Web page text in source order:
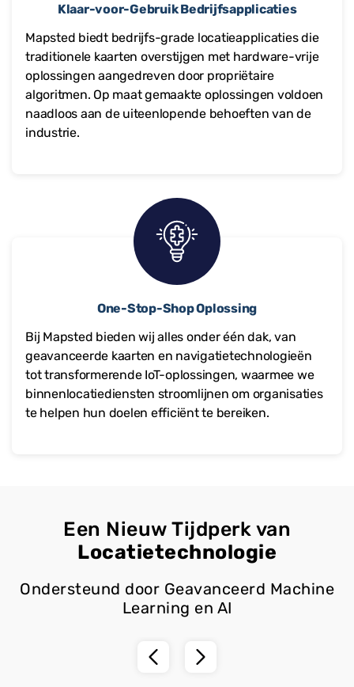
Klaar-voor-Gebruik Bedrijfsapplicaties
Mapsted biedt bedrijfs-grade locatieapplicaties die
traditionele kaarten overstijgen met hardware-vrije
oplossingen aangedreven door propriëtaire
algoritmen. Op maat gemaakte oplossingen voldoen
naadloos aan de uiteenlopende behoeften van de
industrie.
One-Stop-Shop Oplossing
Bij Mapsted bieden wij alles onder één dak, van
geavanceerde kaarten en navigatietechnologieën
tot transformerende IoT-oplossingen, waarmee we
binnenlocatiediensten stroomlijnen om organisaties
te helpen hun doelen efficiënt te bereiken.
Een Nieuw Tijdperk van
Locatietechnologie
Ondersteund door Geavanceerd Machine
Learning en AI